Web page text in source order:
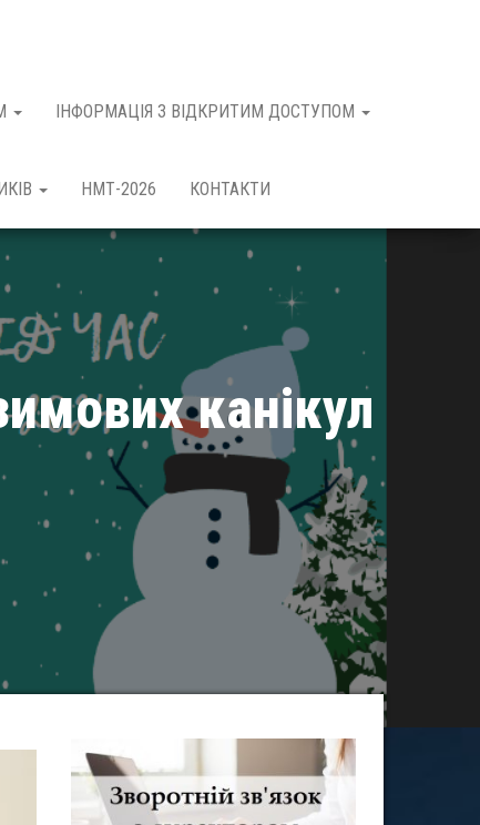
ІНФОРМАЦІЯ З ВІДКРИТИМ ДОСТУПОМ
НМТ-2026 КОНТАКТИ
канікул